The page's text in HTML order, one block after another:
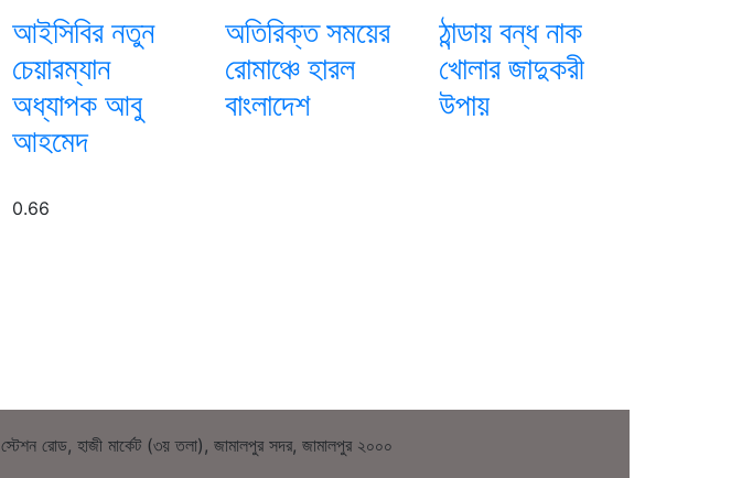
আইসিবির নতুন
চেয়ারম্যান
অধ্যাপক আবু
আহমেদ
অতিরিক্ত সময়ের
রোমাঞ্চে হারল
বাংলাদেশ
ঠান্ডায় বন্ধ নাক
খোলার জাদুকরী
উপায়
স্টেশন রোড, হাজী মার্কেট (৩য় তলা), জামালপুর সদর, জামালপুর ২০০০